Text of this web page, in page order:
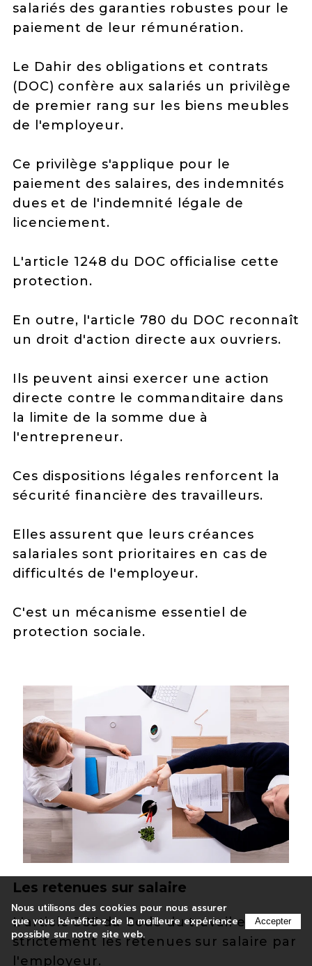
salariés des garanties robustes pour le
paiement de leur rémunération.
Le Dahir des obligations et contrats
(DOC) confère aux salariés un privilège
de premier rang sur les biens meubles
de l'employeur.
Ce privilège s'applique pour le
paiement des salaires, des indemnités
dues et de l'indemnité légale de
licenciement.
L'article 1248 du DOC officialise cette
protection.
En outre, l'article 780 du DOC reconnaît
un droit d'action directe aux ouvriers.
Ils peuvent ainsi exercer une action
directe contre le commanditaire dans
la limite de la somme due à
l'entrepreneur.
Ces dispositions légales renforcent la
sécurité financière des travailleurs.
Elles assurent que leurs créances
salariales sont prioritaires en cas de
difficultés de l'employeur.
C'est un mécanisme essentiel de
protection sociale.
Les retenues sur salaire
L'article 385 du Code du travail encadre
strictement les retenues sur salaire par
l'employeur.
Nous utilisons des cookies pour nous assurer
que vous bénéficiez de la meilleure expérience
possible sur notre site web.
Accepter